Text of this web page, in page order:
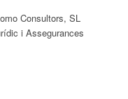
Consultors, SL
i Assegurances